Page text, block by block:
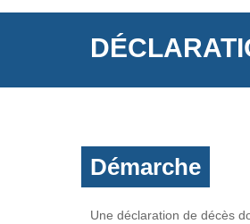
Démarche
Une déclaration de décès